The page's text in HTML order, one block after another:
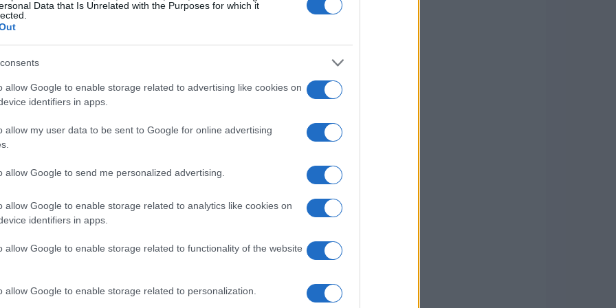
Data that Is Unrelated with the Purposes for which it
allow Google to enable storage related to advertising like cookies on
identifiers in apps.
allow my user data to be sent to Google for online advertising
allow Google to send me personalized advertising.
allow Google to enable storage related to analytics like cookies on
identifiers in apps.
allow Google to enable storage related to functionality of the website
allow Google to enable storage related to personalization.
senza gravi ferite, ma la domanda rimane:
ci sentiamo così invincibili quando siamo giovani?
ma anche l’intera comunità sportiva. Davide
un ragazzo che sognava di farsi strada nel mondo
personale, ma una ferita aperta per tutti coloro che
che riporta alla luce il tema della sicurezza
si sentono invincibili. Ma a che prezzo?